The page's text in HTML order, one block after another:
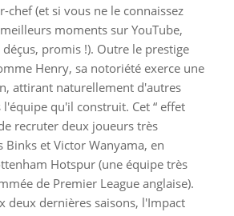
chef (et si vous ne le connaissez
moments sur YouTube,
promis !). Outre le prestige
Henry, sa notoriété exerce une
attirant naturellement d'autres
qu'il construit. Cet “ effet
recruter deux joueurs très
Binks et Victor Wanyama, en
Hotspur (une équipe très
de Premier League anglaise).
deux dernières saisons, l'Impact